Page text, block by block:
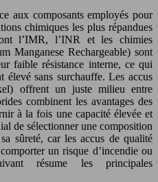
aux composants employés pour
chimiques les plus répandues
l’IMR, l’INR et les chimies
Manganese Rechargeable) sont
faible résistance interne, ce qui
sans surchauffe. Les accus
offrent un juste milieu entre
combinent les avantages des
à la fois une capacité élevée et
de sélectionner une composition
sûreté, car les accus de qualité
un risque d’incendie ou
résume les principales